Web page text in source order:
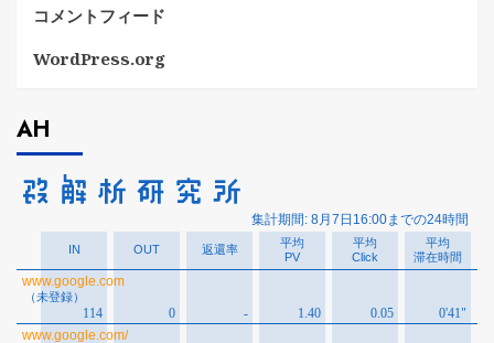
コメントフィード
WordPress.org
AH